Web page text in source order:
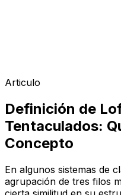
Articulo
Definición de
Tentaculados:
Concepto
En algunos sistemas de
agrupación de tres filos